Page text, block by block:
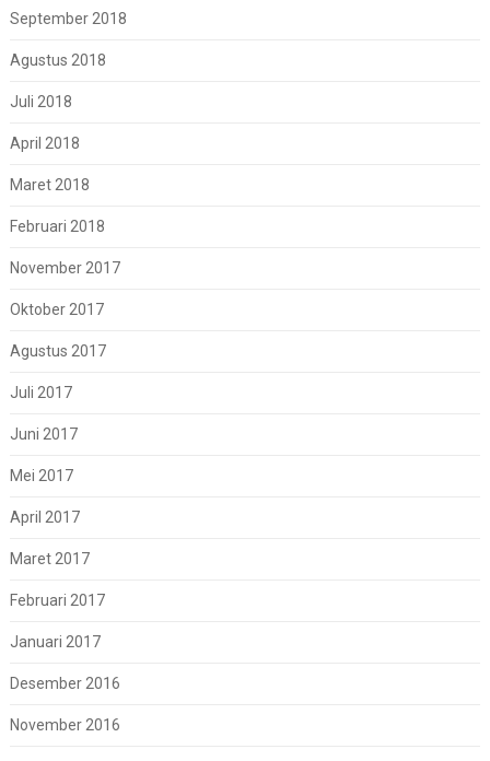
September 2018
Agustus 2018
Juli 2018
April 2018
Maret 2018
Februari 2018
November 2017
Oktober 2017
Agustus 2017
Juli 2017
Juni 2017
Mei 2017
April 2017
Maret 2017
Februari 2017
Januari 2017
Desember 2016
November 2016